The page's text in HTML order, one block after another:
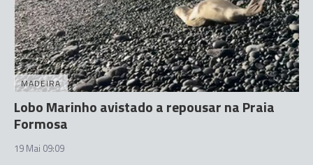
MADEIRA
Lobo Marinho avistado a repousar na Praia
Formosa
19 Mai 09:09